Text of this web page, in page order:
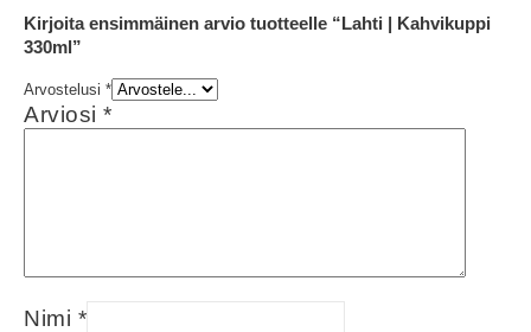
Kirjoita ensimmäinen arvio tuotteelle “Lahti | Kahvikuppi
330ml”
Arvostelusi *
Arviosi *
Nimi *